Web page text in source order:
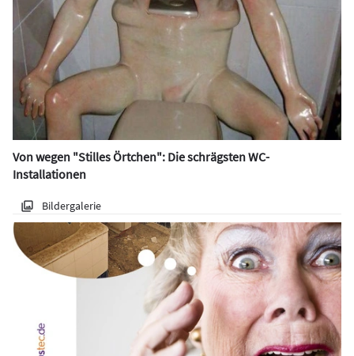
Von wegen "Stilles Örtchen": Die schrägsten WC-
Installationen
Bildergalerie